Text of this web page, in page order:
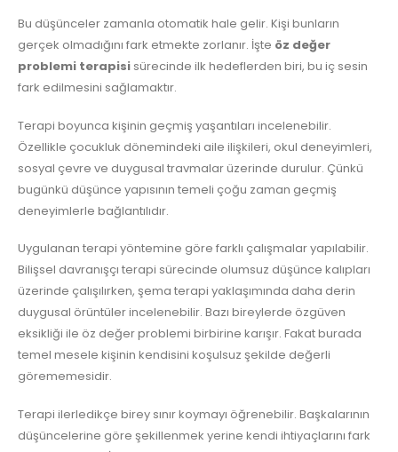
Bu düşünceler zamanla otomatik hale gelir. Kişi bunların
gerçek olmadığını fark etmekte zorlanır. İşte öz değer
problemi terapisi sürecinde ilk hedeflerden biri, bu iç sesin
fark edilmesini sağlamaktır.
Terapi boyunca kişinin geçmiş yaşantıları incelenebilir.
Özellikle çocukluk dönemindeki aile ilişkileri, okul deneyimleri,
sosyal çevre ve duygusal travmalar üzerinde durulur. Çünkü
bugünkü düşünce yapısının temeli çoğu zaman geçmiş
deneyimlerle bağlantılıdır.
Uygulanan terapi yöntemine göre farklı çalışmalar yapılabilir.
Bilişsel davranışçı terapi sürecinde olumsuz düşünce kalıpları
üzerinde çalışılırken, şema terapi yaklaşımında daha derin
duygusal örüntüler incelenebilir. Bazı bireylerde özgüven
eksikliği ile öz değer problemi birbirine karışır. Fakat burada
temel mesele kişinin kendisini koşulsuz şekilde değerli
görememesidir.
Terapi ilerledikçe birey sınır koymayı öğrenebilir. Başkalarının
düşüncelerine göre şekillenmek yerine kendi ihtiyaçlarını fark